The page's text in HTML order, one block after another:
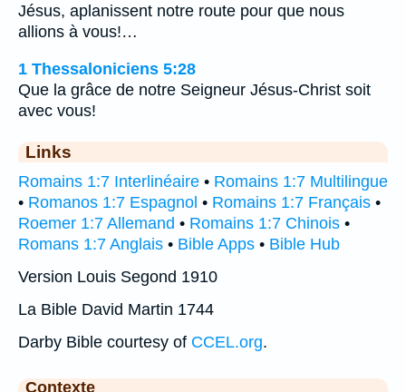
Jésus, aplanissent notre route pour que nous
allions à vous!…
1 Thessaloniciens 5:28
Que la grâce de notre Seigneur Jésus-Christ soit
avec vous!
Links
Romains 1:7 Interlinéaire • Romains 1:7 Multilingue
• Romanos 1:7 Espagnol • Romains 1:7 Français •
Roemer 1:7 Allemand • Romains 1:7 Chinois •
Romans 1:7 Anglais • Bible Apps • Bible Hub
Version Louis Segond 1910
La Bible David Martin 1744
Darby Bible courtesy of CCEL.org.
Contexte